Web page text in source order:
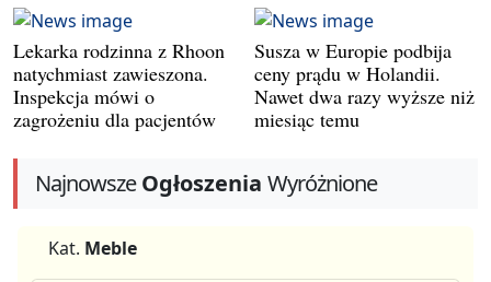
Lekarka rodzinna z Rhoon
natychmiast zawieszona.
Inspekcja mówi o
zagrożeniu dla pacjentów
Susza w Europie podbija
ceny prądu w Holandii.
Nawet dwa razy wyższe niż
miesiąc temu
NajnowszeOgłoszenia Wyróżnione
Kat. Meble